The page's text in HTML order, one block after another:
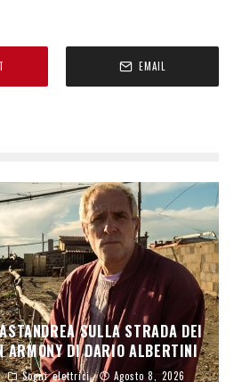
EMAIL
SULLA STRADA DEI
ARMONY DI DARIO ALBERTINI
Sogni elettrici Agosto 8, 2026